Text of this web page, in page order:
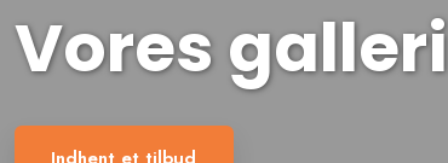
Vores galleri